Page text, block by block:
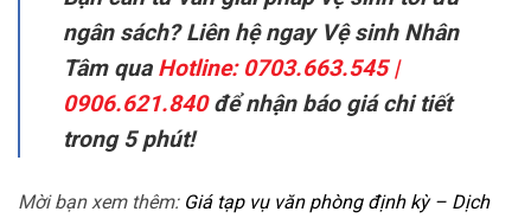
ngân sách? Liên hệ ngay Vệ sinh Nhân
Tâm qua Hotline: 0703.663.545 |
0906.621.840để nhận báo giá chi tiết
trong 5 phút!
Mời bạn xem thêm: Giá tạp vụ văn phòng định kỳ – Dịch